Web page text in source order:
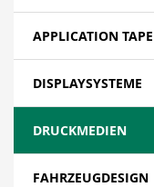
APPLICATION TAPE
DISPLAYSYSTEME
DRUCKMEDIEN
FAHRZEUGDESIGN